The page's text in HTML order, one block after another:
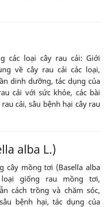
các loại cây rau cải: Giới
về cây rau cải các loại,
dinh dưỡng, tác dụng của
cải với sức khỏe, các bài
cải, sâu bệnh hại cây rau
alba L.)
cây mồng tơi (Basella alba
giống rau mồng tơi,
cách trồng và chăm sóc,
bệnh hại, tác dụng của